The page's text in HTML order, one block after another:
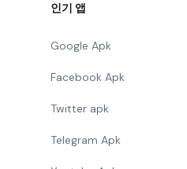
인기 앱
Google Apk
Facebook Apk
Twitter apk
Telegram Apk